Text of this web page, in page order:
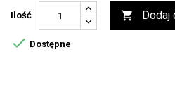
Ilość  Dodaj
 Dostępne